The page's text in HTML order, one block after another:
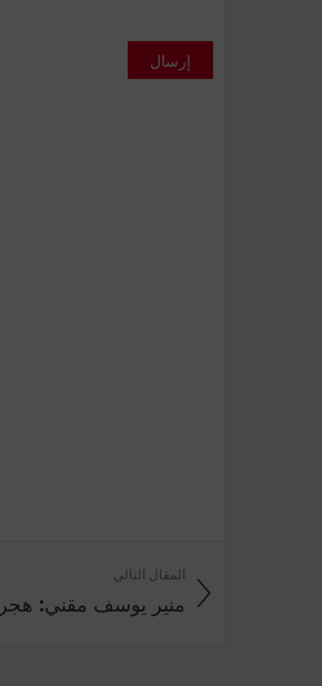
إرسال
المقال التالي
منير يوسف مقني: